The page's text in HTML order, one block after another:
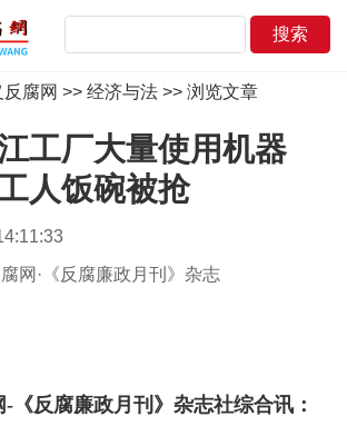
反腐网 >> 经济与法>> 浏览文章
工厂大量使用机器
人饭碗被抢
网·《反腐廉政月刊》杂志
《反腐廉政月刊》杂志社综合讯：